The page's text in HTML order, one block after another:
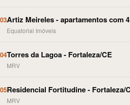
03Artiz Meireles - apartamentos com
Equatorial Imóveis
04Torres da Lagoa - Fortaleza/CE
MRV
05Residencial Fortitudine - Fortaleza/
MRV